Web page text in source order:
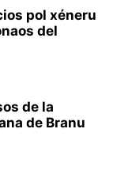
pol xéneru
del
de la
de Branu